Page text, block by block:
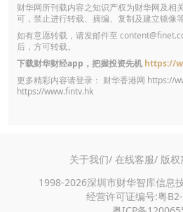
财华网所刊载内容之知识产权为财华网及相
可，禁止进行转载、摘编、复制及建立镜像
如有意愿转载，请发邮件至
后，方可转载。
下载财华财经app，把握投资先机 https://
更多精彩内容请登录： 财华香港网 https://
https://www.fintv.hk
关于我们/ 在线客服/ 版
1998-2026深圳市财华智库信息
经营许可证编号:粤